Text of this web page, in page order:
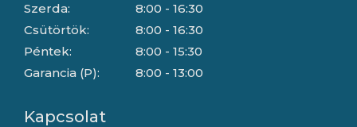
Szerda:
Csütörtök:
Péntek:
Garancia (P):
8:00 - 16:30
8:00 - 16:30
8:00 - 15:30
8:00 - 13:00
Kapcsolat